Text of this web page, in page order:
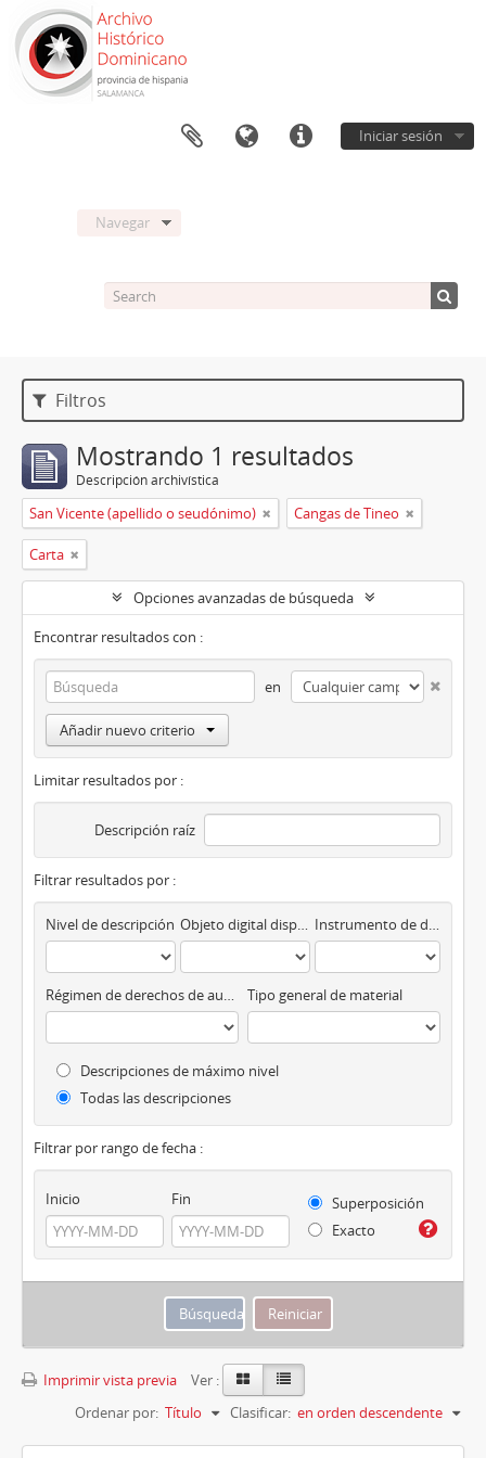
Iniciar sesión
Navegar
Filtros
Mostrando 1 resultados
Descripción archivística
San Vicente (apellido o seudónimo) Cangas de Tineo
Carta
Opciones avanzadas de búsqueda
Encontrar resultados con :
en
Añadir nuevo criterio
Limitar resultados por :
Descripción raíz
Filtrar resultados por :
Nivel de descripción Objeto digital disponibles Instrumento de descripción
Régimen de derechos de autor Tipo general de material
Descripciones de máximo nivel
Todas las descripciones
Filtrar por rango de fecha :
Inicio Fin
Superposición
Exacto
Imprimir vista previa
Ver :
Ordenar por: Título Clasificar: en orden descendente